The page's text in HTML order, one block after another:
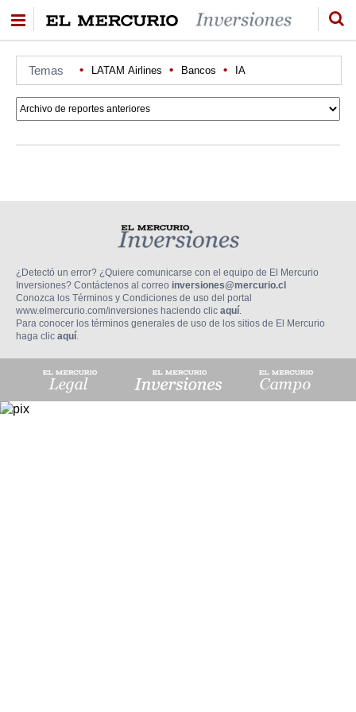
Temas LATAM Airlines Bancos IA
¿Detectó un error? ¿Quiere comunicarse con el equipo de El Mercurio
Inversiones? Contáctenos al correo inversiones@mercurio.cl
Conozca los Términos y Condiciones de uso del portal
www.elmercurio.com/inversiones haciendo clic aquí.
Para conocer los términos generales de uso de los sitios de El Mercurio
haga clic aquí.